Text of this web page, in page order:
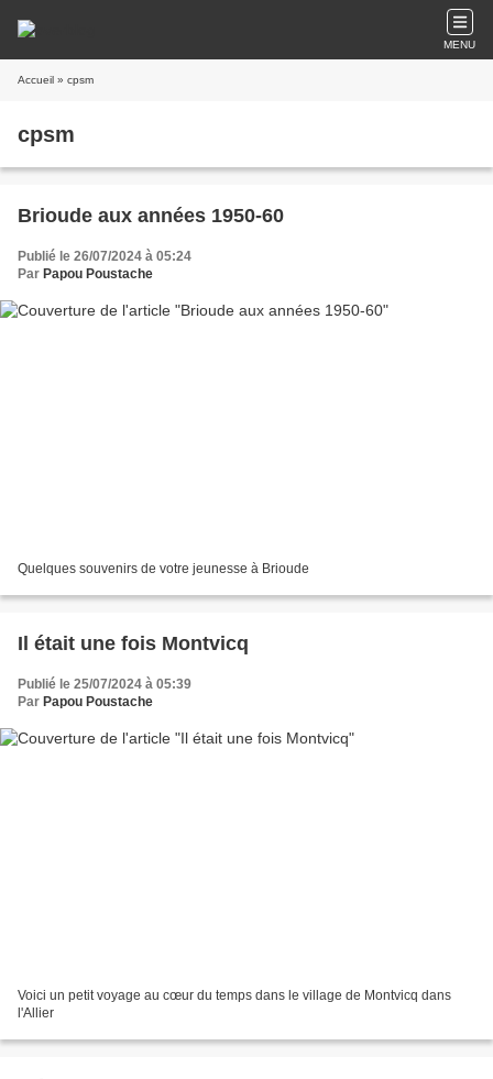
MENU
Accueil » cpsm
cpsm
Brioude aux années 1950-60
Publié le 26/07/2024 à 05:24
Par Papou Poustache
Quelques souvenirs de votre jeunesse à Brioude
Il était une fois Montvicq
Publié le 25/07/2024 à 05:39
Par Papou Poustache
Voici un petit voyage au cœur du temps dans le village de Montvicq dans
l'Allier